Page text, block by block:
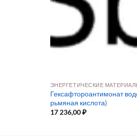
ЭНЕРГЕТИЧЕСКИЕ
Гексафтороантимонат
рьмяная кислота)
17 236,00₽